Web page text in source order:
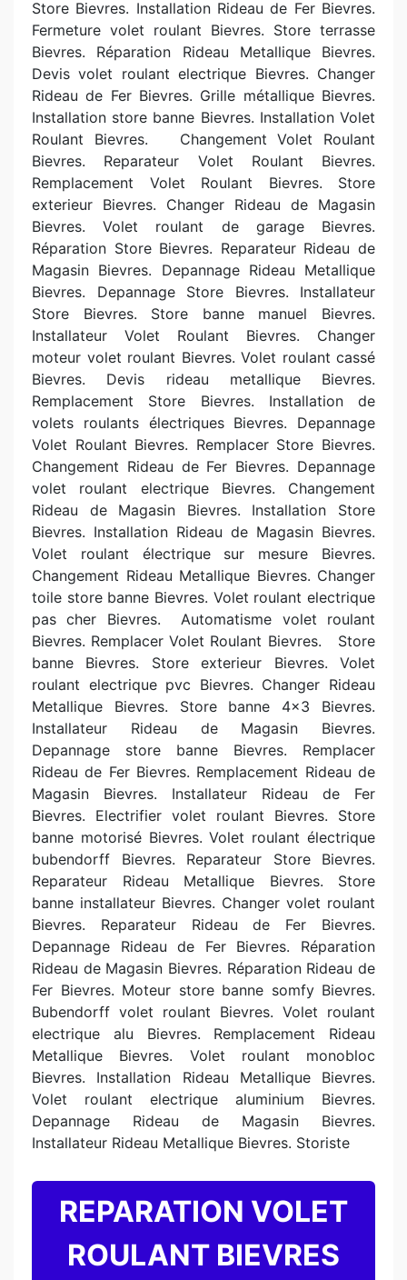
Store Bievres. Installation Rideau de Fer Bievres.
Fermeture volet roulant Bievres. Store terrasse
Bievres. Réparation Rideau Metallique Bievres.
Devis volet roulant electrique Bievres. Changer
Rideau de Fer Bievres. Grille métallique Bievres.
Installation store banne Bievres. Installation Volet
Roulant Bievres. Changement Volet Roulant
Bievres. Reparateur Volet Roulant Bievres.
Remplacement Volet Roulant Bievres. Store
exterieur Bievres. Changer Rideau de Magasin
Bievres. Volet roulant de garage Bievres.
Réparation Store Bievres. Reparateur Rideau de
Magasin Bievres. Depannage Rideau Metallique
Bievres. Depannage Store Bievres. Installateur
Store Bievres. Store banne manuel Bievres.
Installateur Volet Roulant Bievres. Changer
moteur volet roulant Bievres. Volet roulant cassé
Bievres. Devis rideau metallique Bievres.
Remplacement Store Bievres. Installation de
volets roulants électriques Bievres. Depannage
Volet Roulant Bievres. Remplacer Store Bievres.
Changement Rideau de Fer Bievres. Depannage
volet roulant electrique Bievres. Changement
Rideau de Magasin Bievres. Installation Store
Bievres. Installation Rideau de Magasin Bievres.
Volet roulant électrique sur mesure Bievres.
Changement Rideau Metallique Bievres. Changer
toile store banne Bievres. Volet roulant electrique
pas cher Bievres.Automatisme volet roulant
Bievres. Remplacer Volet Roulant Bievres. Store
banne Bievres. Store exterieur Bievres. Volet
roulant electrique pvc Bievres. Changer Rideau
Metallique Bievres. Store banne 4x3 Bievres.
Installateur Rideau de Magasin Bievres.
Depannage store banne Bievres. Remplacer
Rideau de Fer Bievres. Remplacement Rideau de
Magasin Bievres. Installateur Rideau de Fer
Bievres. Electrifier volet roulant Bievres. Store
banne motorisé Bievres. Volet roulant électrique
bubendorff Bievres. Reparateur Store Bievres.
Reparateur Rideau Metallique Bievres. Store
banne installateur Bievres. Changer volet roulant
Bievres. Reparateur Rideau de Fer Bievres.
Depannage Rideau de Fer Bievres. Réparation
Rideau de Magasin Bievres. Réparation Rideau de
Fer Bievres. Moteur store banne somfy Bievres.
Bubendorff volet roulant Bievres. Volet roulant
electrique alu Bievres. Remplacement Rideau
Metallique Bievres. Volet roulant monobloc
Bievres. Installation Rideau Metallique Bievres.
Volet roulant electrique aluminium Bievres.
Depannage Rideau de Magasin Bievres.
Installateur Rideau Metallique Bievres. Storiste
REPARATION VOLET
ROULANT BIEVRES